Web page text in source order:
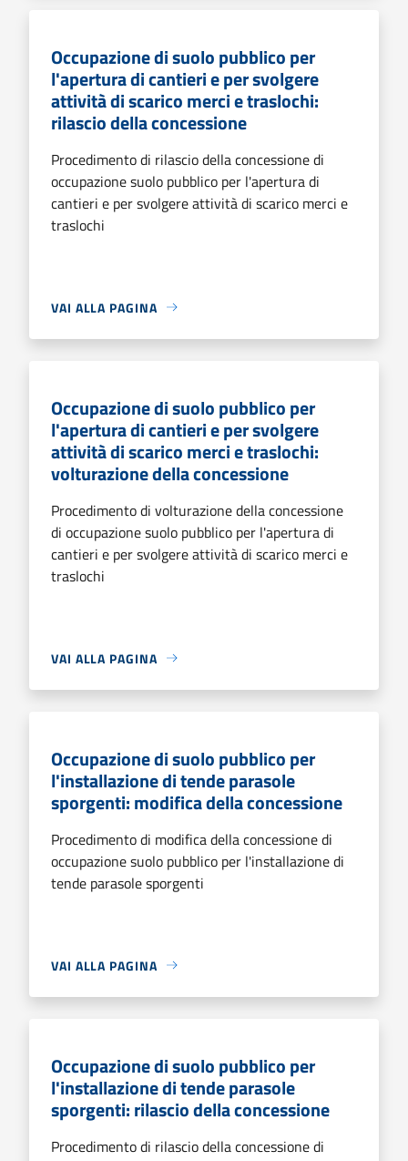
Occupazione di suolo pubblico per
l'apertura di cantieri e per svolgere
attività di scarico merci e traslochi:
rilascio della concessione
Procedimento di rilascio della concessione di
occupazione suolo pubblico per l'apertura di
cantieri e per svolgere attività di scarico merci e
traslochi
VAI ALLA PAGINA
Occupazione di suolo pubblico per
l'apertura di cantieri e per svolgere
attività di scarico merci e traslochi:
volturazione della concessione
Procedimento di volturazione della concessione
di occupazione suolo pubblico per l'apertura di
cantieri e per svolgere attività di scarico merci e
traslochi
VAI ALLA PAGINA
Occupazione di suolo pubblico per
l'installazione di tende parasole
sporgenti: modifica della concessione
Procedimento di modifica della concessione di
occupazione suolo pubblico per l'installazione di
tende parasole sporgenti
VAI ALLA PAGINA
Occupazione di suolo pubblico per
l'installazione di tende parasole
sporgenti: rilascio della concessione
Procedimento di rilascio della concessione di